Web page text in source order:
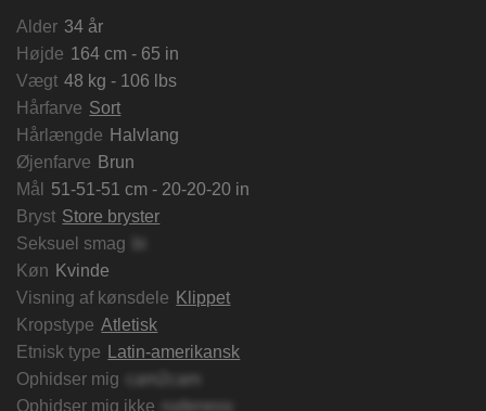
Alder 34 år
Højde 164 cm - 65 in
Vægt 48 kg - 106 lbs
Hårfarve Sort
Hårlængde Halvlang
Øjenfarve Brun
Mål
51-51-51 cm - 20-20-20 in
Bryst Store bryster
Seksuel smag
Køn Kvinde
Visning af kønsdele Klippet
Kropstype Atletisk
Etnisk type
Latin-amerikansk
Ophidser mig
Ophidser mig ikke